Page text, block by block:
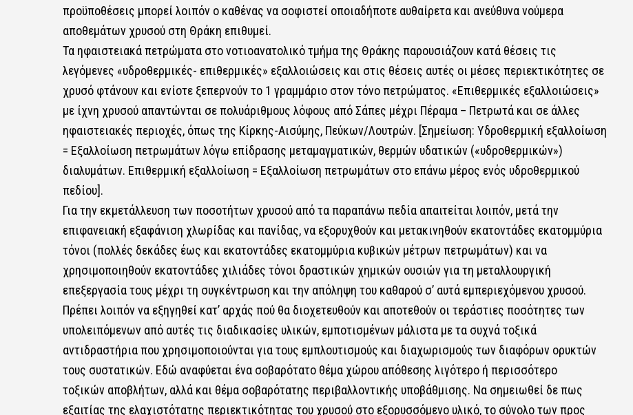
προϋποθέσεις μπορεί λοιπόν ο καθένας να σοφιστεί οποιαδήποτε αυθαίρετα και ανεύθυνα νούμερα
αποθεμάτων χρυσού στη Θράκη επιθυμεί.
Τα ηφαιστειακά πετρώματα στο νοτιοανατολικό τμήμα της Θράκης παρουσιάζουν κατά θέσεις τις
λεγόμενες «υδροθερμικές- επιθερμικές» εξαλλοιώσεις και στις θέσεις αυτές οι μέσες περιεκτικότητες σε
χρυσό φτάνουν και ενίοτε ξεπερνούν το 1 γραμμάριο στον τόνο πετρώματος. «Επιθερμικές εξαλλοιώσεις»
με ίχνη χρυσού απαντώνται σε πολυάριθμους λόφους από Σάπες μέχρι Πέραμα – Πετρωτά και σε άλλες
ηφαιστειακές περιοχές, όπως της Κίρκης-Αισύμης, Πεύκων/Λουτρών. [Σημείωση: Υδροθερμική εξαλλοίωση
= Εξαλλοίωση πετρωμάτων λόγω επίδρασης μεταμαγματικών, θερμών υδατικών («υδροθερμικών»)
διαλυμάτων. Επιθερμική εξαλλοίωση = Eξαλλοίωση πετρωμάτων στο επάνω μέρος ενός υδροθερμικού
πεδίου].
Για την εκμετάλλευση των ποσοτήτων χρυσού από τα παραπάνω πεδία απαιτείται λοιπόν, μετά την
επιφανειακή εξαφάνιση χλωρίδας και πανίδας, να εξορυχθούν και μετακινηθούν εκατοντάδες εκατομμύρια
τόνοι (πολλές δεκάδες έως και εκατοντάδες εκατομμύρια κυβικών μέτρων πετρωμάτων) και να
χρησιμοποιηθούν εκατοντάδες χιλιάδες τόνοι δραστικών χημικών ουσιών για τη μεταλλουργική
επεξεργασία τους μέχρι τη συγκέντρωση και την απόληψη του καθαρού σ’ αυτά εμπεριεχόμενου χρυσού.
Πρέπει λοιπόν να εξηγηθεί κατ’ αρχάς πού θα διοχετευθούν και αποτεθούν οι τεράστιες ποσότητες των
υπολειπόμενων από αυτές τις διαδικασίες υλικών, εμποτισμένων μάλιστα με τα συχνά τοξικά
αντιδραστήρια που χρησιμοποιούνται για τους εμπλουτισμούς και διαχωρισμούς των διαφόρων ορυκτών
τους συστατικών. Εδώ αναφύεται ένα σοβαρότατο θέμα χώρου απόθεσης λιγότερο ή περισσότερο
τοξικών αποβλήτων, αλλά και θέμα σοβαρότατης περιβαλλοντικής υποβάθμισης. Να σημειωθεί δε πως
εξαιτίας της ελαχιστότατης περιεκτικότητας του χρυσού στο εξορυσσόμενο υλικό, το σύνολο των προς